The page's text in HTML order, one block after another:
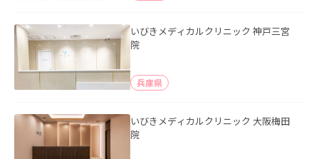
いびきメディカルクリニック 神戸三宮
院
兵庫県
いびきメディカルクリニック 大阪梅田
院